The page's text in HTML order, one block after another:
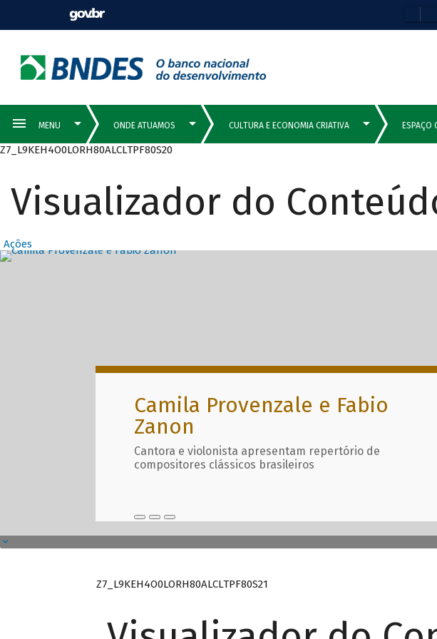
Z7_L9KEH4O0LORH80ALCLTPF80S20
Visualizador do
Ações
Destaques
Camila Provenzale e Fabio
Zanon
Cantora e violonista apresentam repertório de
compositores clássicos brasileiros
Z7_L9KEH4O0LORH80ALCLTPF80S21